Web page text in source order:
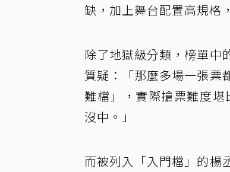
缺，加上舞台配置高規格
除了地獄級分類，榜單中
質疑：「那麼多場一張票
難檔」，實際搶票難度
沒中。」
而被列入「入門檔」的楊